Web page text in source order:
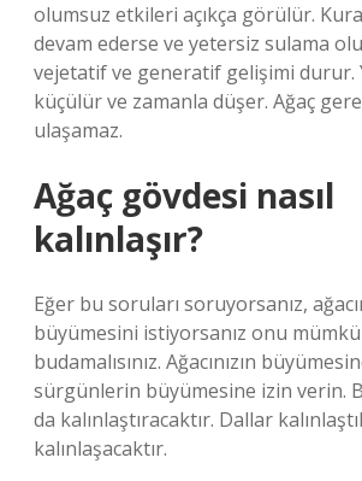
olumsuz etkileri açıkça görülür.
devam ederse ve yetersiz sulama
vejetatif ve generatif gelişimi durur.
küçülür ve zamanla düşer. Ağaç
ulaşamaz.
Ağaç gövdesi nasıl
kalınlaşır?
Eğer bu soruları soruyorsanız,
büyümesini istiyorsanız onu
budamalısınız. Ağacınızın
sürgünlerin büyümesine izin verin.
da kalınlaştıracaktır. Dallar
kalınlaşacaktır.